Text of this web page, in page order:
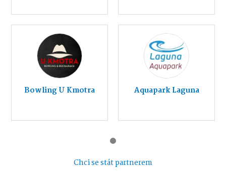
Bowling U Kmotra Aquapark Laguna
Chci se stát partnerem